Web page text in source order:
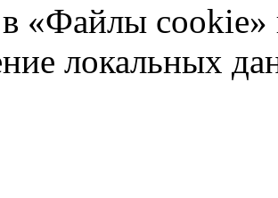
в «Файлы
локальных